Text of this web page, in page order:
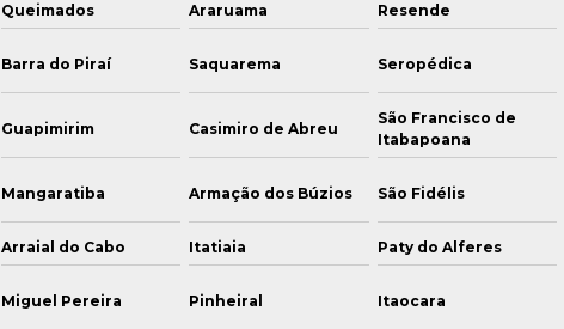
Queimados Araruama Resende
Barra do Piraí Saquarema Seropédica
Guapimirim Casimiro de Abreu
São Francisco de
Itabapoana
Mangaratiba Armação dos Búzios São Fidélis
Arraial do Cabo Itatiaia Paty do Alferes
Miguel Pereira Pinheiral Itaocara